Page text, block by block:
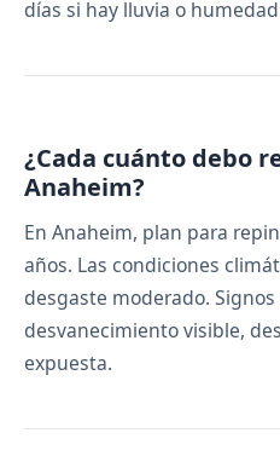
días si hay lluvia o
¿Cada cuánto debo
Anaheim?
En Anaheim, plan para
años. Las condiciones
desgaste moderado.
desvanecimiento visible,
expuesta.